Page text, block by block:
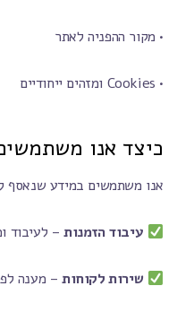
• מקור ההפניה לאתר
• Cookies ומזהים ייחודיים
כיצד אנו
אנו משתמשים במידע שנאסף
עיבוד הזמנות – לעיבוד
שירות לקוחות – מענה